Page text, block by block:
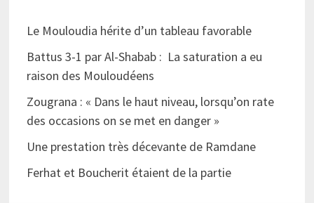
Le Mouloudia hérite d’un tableau favorable
Battus 3-1 par Al-Shabab : La saturation a eu
raison des Mouloudéens
Zougrana : « Dans le haut niveau, lorsqu’on rate
des occasions on se met en danger »
Une prestation très décevante de Ramdane
Ferhat et Boucherit étaient de la partie